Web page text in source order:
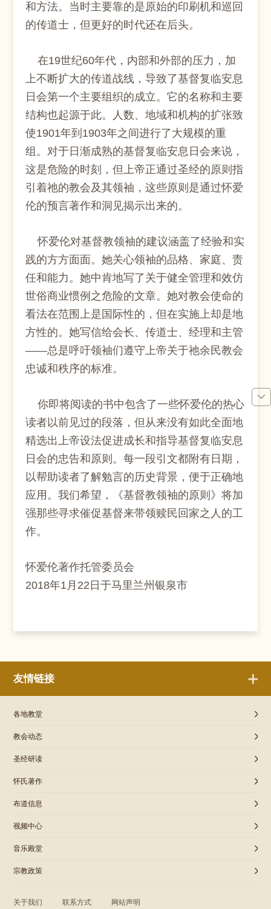
和方法。当时主要靠的是原始的印刷机和巡回
的传道士，但更好的时代还在后头。
在19世纪60年代，内部和外部的压力，加
上不断扩大的传道战线，导致了基督复临安息
日会第一个主要组织的成立。它的名称和主要
结构也起源于此。人数、地域和机构的扩张致
使1901年到1903年之间进行了大规模的重
组。对于日渐成熟的基督复临安息日会来说，
这是危险的时刻，但上帝正通过圣经的原则指
引着祂的教会及其领袖，这些原则是通过怀爱
伦的预言著作和洞见揭示出来的。
怀爱伦对基督教领袖的建议涵盖了经验和实
践的方方面面。她关心领袖的品格、家庭、责
任和能力。她中肯地写了关于健全管理和效仿
世俗商业惯例之危险的文章。她对教会使命的
看法在范围上是国际性的，但在实施上却是地
方性的。她写信给会长、传道士、经理和主管
——总是呼吁领袖们遵守上帝关于祂余民教会
忠诚和秩序的标准。
你即将阅读的书中包含了一些怀爱伦的热心
读者以前见过的段落，但从来没有如此全面地
精选出上帝设法促进成长和指导基督复临安息
日会的忠告和原则。每一段引文都附有日期，
以帮助读者了解勉言的历史背景，便于正确地
应用。我们希望，《基督教领袖的原则》将加
强那些寻求催促基督来带领赎民回家之人的工
作。
怀爱伦著作托管委员会
2018年1月22日于马里兰州银泉市
友情链接
各地教堂
教会动态
圣经研读
怀氏著作
布道信息
视频中心
音乐殿堂
宗教政策
关于我们 联系方式 网站声明